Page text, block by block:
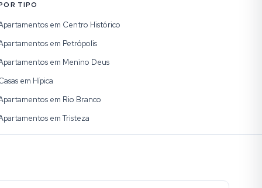
TIPO
em Centro Histórico
em Petrópolis
em Menino Deus
em Hípica
em Rio Branco
em Tristeza